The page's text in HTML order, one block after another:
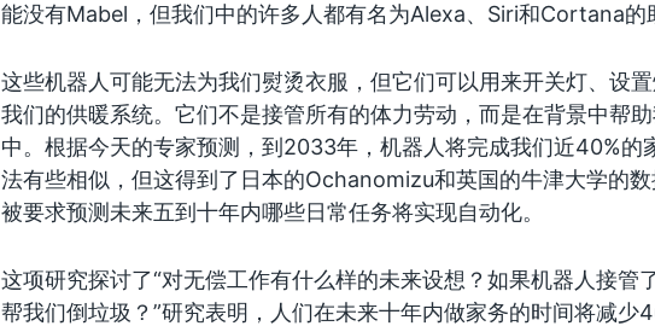
能没有Mabel，但我们中的许多人都有名为Alexa、Siri和Cortana的
这些机器人可能无法为我们熨烫衣服，但它们可以用来开关灯、设
我们的供暖系统。它们不是接管所有的体力劳动，而是在背景中帮
中。根据今天的专家预测，到2033年，机器人将完成我们近40%的
法有些相似，但这得到了日本的Ochanomizu和英国的牛津大学的
被要求预测未来五到十年内哪些日常任务将实现自动化。
这项研究探讨了“对无偿工作有什么样的未来设想？如果机器人接管
帮我们倒垃圾？”研究表明，人们在未来十年内做家务的时间将减少